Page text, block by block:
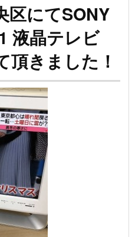
区にてSONY
液晶テレビ
頂きました！